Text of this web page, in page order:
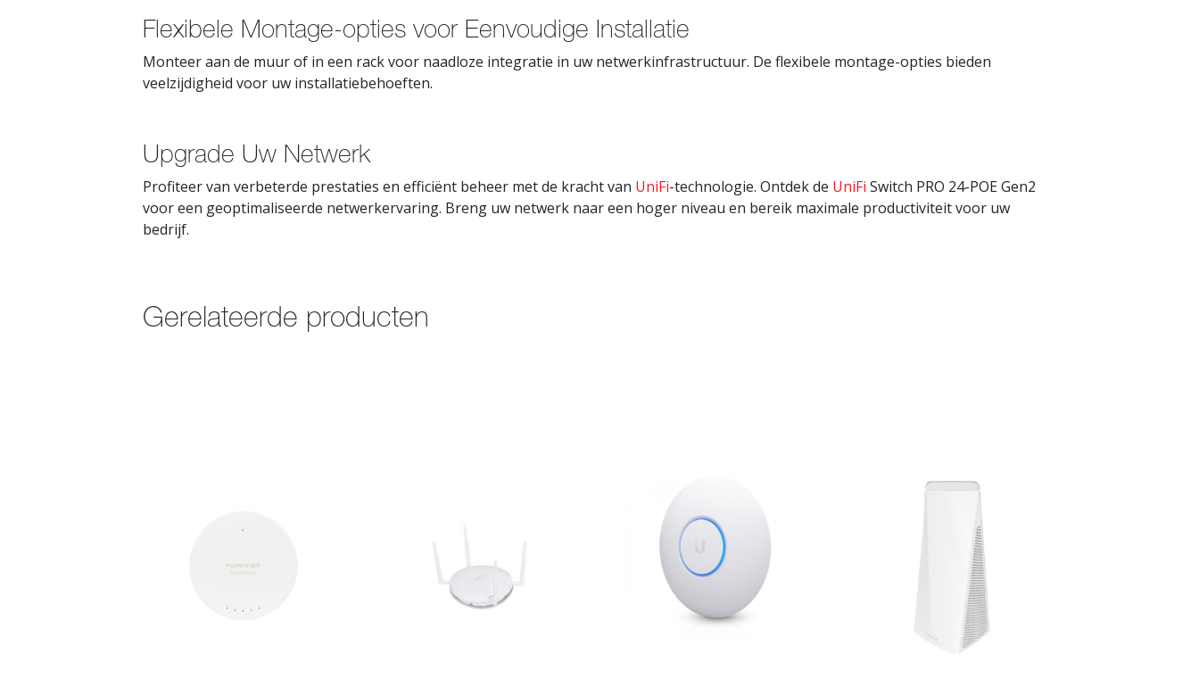
Flexibele Montage-opties voor Eenvoudige Installatie
Monteer aan de muur of in een rack voor naadloze integratie in uw netwerkinfrastructuur. De flexibele montage-opties bieden
veelzijdigheid voor uw installatiebehoeften.
Upgrade Uw Netwerk
Profiteer van verbeterde prestaties en efficiënt beheer met de kracht van UniFi-technologie. Ontdek de UniFi Switch PRO 24-POE Gen2
voor een geoptimaliseerde netwerkervaring. Breng uw netwerk naar een hoger niveau en bereik maximale productiviteit voor uw
bedrijf.
Gerelateerde producten